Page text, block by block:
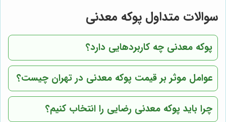
سوالات متداول پوکه معدنی
پوکه معدنی چه کاربردهایی دارد؟
عوامل موثر بر قیمت پوکه معدنی در تهران چیست؟
چرا باید پوکه معدنی رضایی را انتخاب کنیم؟